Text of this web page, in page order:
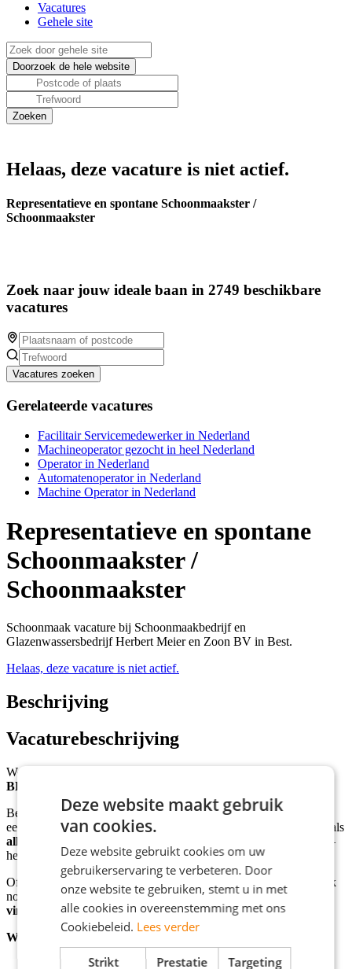
Vacatures
Gehele site
Helaas, deze vacature is niet actief.
Representatieve en spontane Schoonmaakster /
Schoonmaakster
Zoek naar jouw ideale baan in 2749 beschikbare
vacatures
Vacatures zoeken
Gerelateerde vacatures
Facilitair Servicemedewerker in Nederland
Machineoperator gezocht in heel Nederland
Operator in Nederland
Automatenoperator in Nederland
Machine Operator in Nederland
Representatieve en spontane
Schoonmaakster /
Schoonmaakster
Schoonmaak vacature bij Schoonmaakbedrijf en
Glazenwassersbedrijf Herbert Meier en Zoon BV in Best.
Helaas, deze vacature is niet actief.
Beschrijving
Vacaturebeschrijving
Werken met plezier én een goed salaris? Dat kan bij
BLINKK/MEIER
Ben jij een aanpakker die graag vroeg begint en energie krijgt van
een schone werkplek? Dan hebben wij de perfecte baan voor jou als
allround schoonmaker/schoonmaakster
bij BLINKK/MEIER –
het frisste en meest no-nonsense schoonmaakbedrijf van Brabant!
Of je nu een ervaren schoonmaker bent of de kneepjes van het vak
nog moet leren: bij ons leer je alles wat je nodig hebt.Motivatie
vinden we belangrijker dan ervaring.
Wat ga je doen?
Schoonmaken op verschillende locaties in de regio
Deze website maakt gebruik
van cookies.
Deze website gebruikt cookies om uw
gebruikerservaring te verbeteren. Door
onze website te gebruiken, stemt u in met
alle cookies in overeenstemming met ons
Cookiebeleid. Lees verder
Strikt
Prestatie Targeting